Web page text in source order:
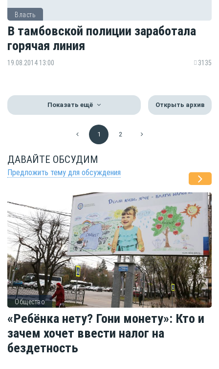
Власть
В тамбовской полиции заработала
горячая линия
19.08.2014 13:00 3135
Показать ещё Открыть архив
1 2
ДАВАЙТЕ ОБСУДИМ
Предложить тему для обсуждения
Общество
«Ребёнка нету? Гони монету»: Кто и
зачем хочет ввести налог на
бездетность